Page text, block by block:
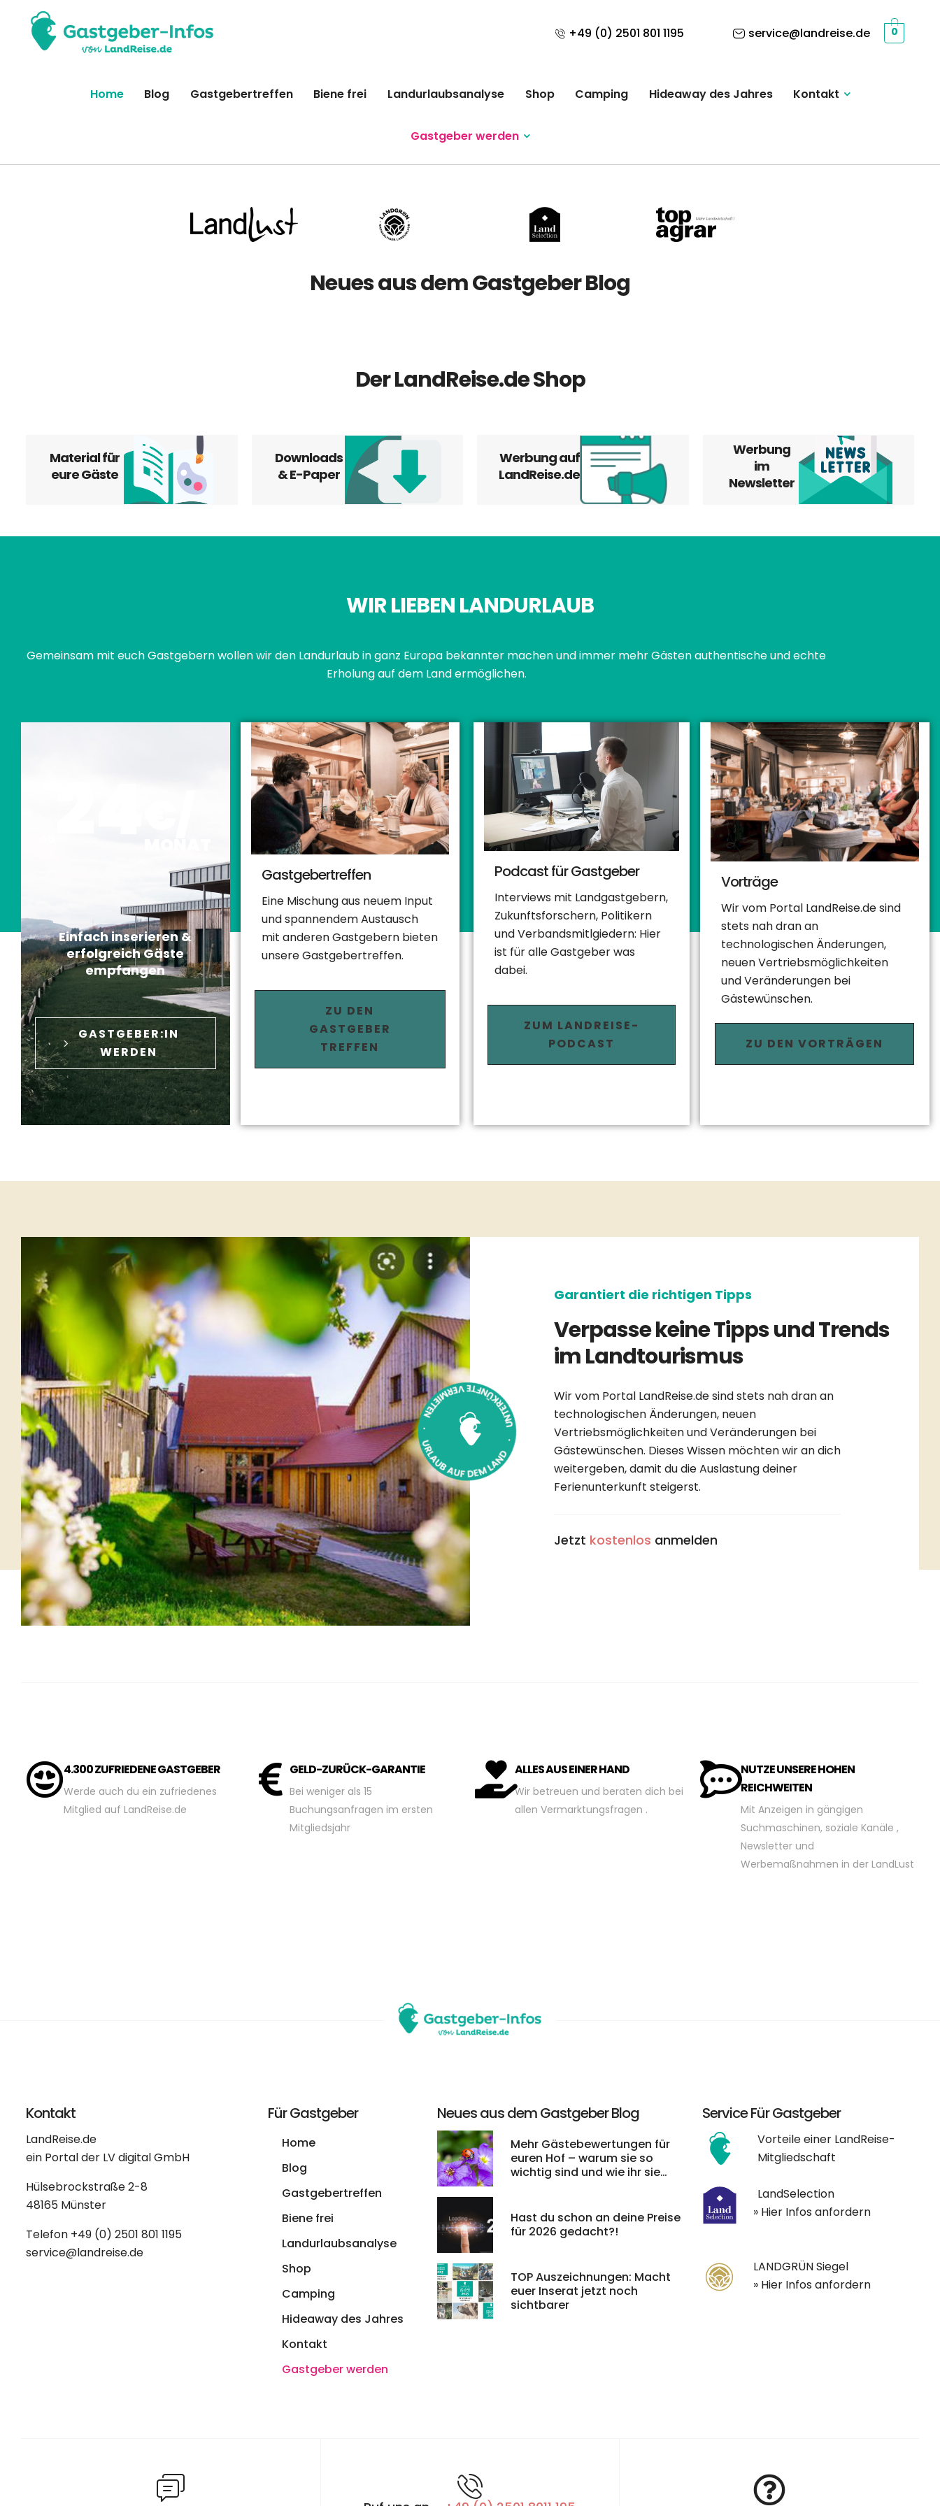
+49 (0) 2501 801 1195 service@landreise.de 0
Home Blog Gastgebertreffen Biene frei Landurlaubsanalyse Shop Camping Hideaway des Jahres Kontakt
Gastgeber werden
Neues aus dem Gastgeber Blog
Der LandReise.de Shop
Material für
eure Gäste
Downloads
& E-Paper
Werbung auf
LandReise.de
Werbung
im
Newsletter
WIR LIEBEN LANDURLAUB
Gemeinsam mit euch Gastgebern wollen wir den Landurlaub in ganz Europa bekannter machen und immer mehr Gästen authentische und echte
Erholung auf dem Land ermöglichen.
Einfach inserieren &
erfolgreich Gäste
empfangen
GASTGEBER:IN
WERDEN
Gastgebertreffen
Eine Mischung aus neuem Input
und spannendem Austausch
mit anderen Gastgebern bieten
unsere Gastgebertreffen.
ZU DEN
GASTGEBER
TREFFEN
Podcast für Gastgeber
Interviews mit Landgastgebern,
Zukunftsforschern, Politikern
und Verbandsmitlgiedern: Hier
ist für alle Gastgeber was
dabei.
ZUM LANDREISE-
PODCAST
Vorträge
Wir vom Portal LandReise.de sind
stets nah dran an
technologischen Änderungen,
neuen Vertriebsmöglichkeiten
und Veränderungen bei
Gästewünschen.
ZU DEN VORTRÄGEN
Garantiert die richtigen Tipps
Verpasse keine Tipps und Trends
im Landtourismus
Wir vom Portal LandReise.de sind stets nah dran an
technologischen Änderungen, neuen
Vertriebsmöglichkeiten und Veränderungen bei
Gästewünschen. Dieses Wissen möchten wir an dich
weitergeben, damit du die Auslastung deiner
Ferienunterkunft steigerst.
Jetzt kostenlos anmelden
4.300 ZUFRIEDENE GASTGEBER
Werde auch du ein zufriedenes
Mitglied auf LandReise.de
GELD-ZURÜCK-GARANTIE
Bei weniger als 15
Buchungsanfragen im ersten
Mitgliedsjahr
ALLES AUS EINER HAND
Wir betreuen und beraten dich bei
allen Vermarktungsfragen .
NUTZE UNSERE HOHEN
REICHWEITEN
Mit Anzeigen in gängigen
Suchmaschinen, soziale Kanäle ,
Newsletter und
Werbemaßnahmen in der LandLust
Kontakt
LandReise.de
ein Portal der LV digital GmbH
Hülsebrockstraße 2-8
48165 Münster
Telefon +49 (0) 2501 801 1195
service@landreise.de
Für Gastgeber
Home
Blog
Gastgebertreffen
Biene frei
Landurlaubsanalyse
Shop
Camping
Hideaway des Jahres
Kontakt
Gastgeber werden
Neues aus dem Gastgeber Blog
Mehr Gästebewertungen für
euren Hof – warum sie so
wichtig sind und wie ihr sie
Hast du schon an deine Preise
für 2026 gedacht?!
TOP Auszeichnungen: Macht
euer Inserat jetzt noch
sichtbarer
Service Für Gastgeber
Vorteile einer LandReise-
Mitgliedschaft
LandSelection
» Hier Infos anfordern
LANDGRÜN Siegel
» Hier Infos anfordern